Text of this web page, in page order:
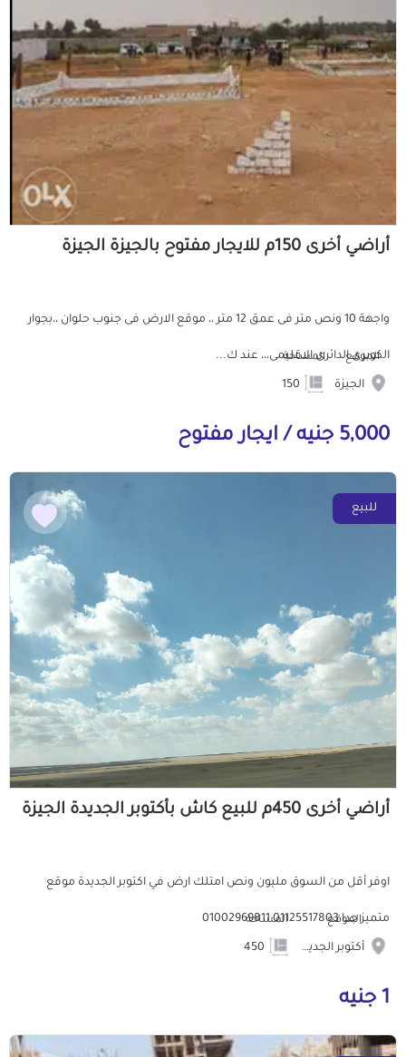
أراضي أخرى 150م للايجار مفتوح بالجيزة الجيزة
واجهة 10 ونص متر فى عمق 12 متر ،، موقع الارض فى جنوب حلوان ،،بجوار
الكوبرى الدائرى الاقليمى،،، عند ك...
الموقع
الجيزة
المساحة
5,000 جنيه / ايجار مفتوح
للبيع
أراضي أخرى 450م للبيع كاش بأكتوبر الجديدة الجيزة
اوفر أقل من السوق مليون ونص امتلك ارض في اكتوبر الجديدة موقع
متميز جدا 01125517803 01002969811
الموقع
أكتوبر الجديدة
المساحة
1 جنيه